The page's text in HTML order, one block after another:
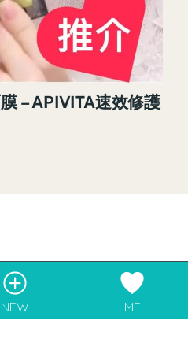
至 info@rebeaute.hk
– APIVITA速效修護
NEW ME